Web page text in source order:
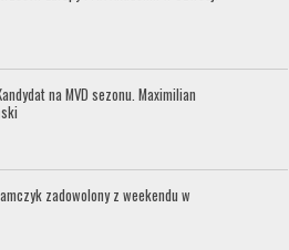
na MVD sezonu. Maximilian
zadowolony z weekendu w